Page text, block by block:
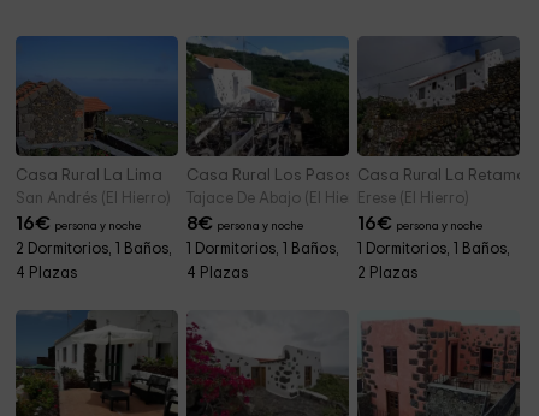
Casa Rural La Lima
San Andrés (El Hierro)
16€ persona y noche
2 Dormitorios, 1 Baños,
4 Plazas
Casa Rural Los Pasos Grandes
Tajace De Abajo (El Hierro)
8€ persona y noche
1 Dormitorios, 1 Baños,
4 Plazas
Casa Rural La Retama
Erese (El Hierro)
16€ persona y noche
1 Dormitorios, 1 Baños,
2 Plazas